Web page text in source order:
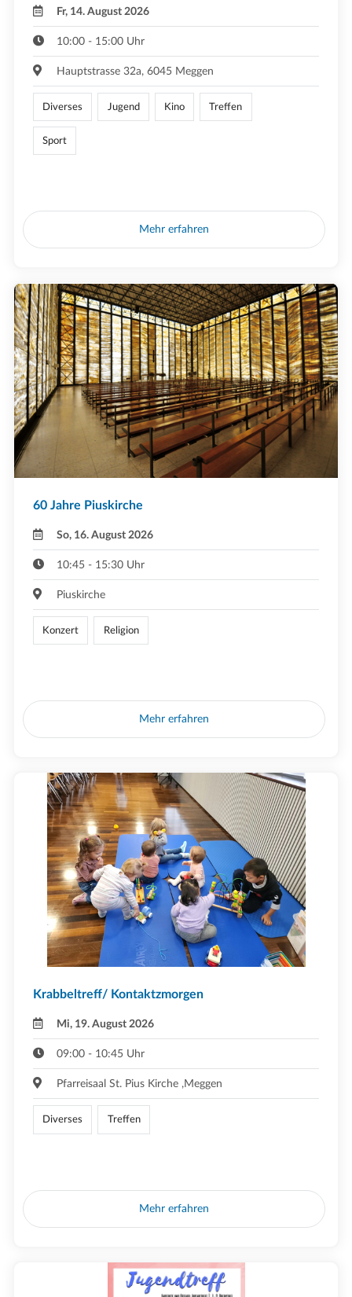
Fr, 14. August 2026
10:00 - 15:00 Uhr
Hauptstrasse 32a, 6045 Meggen
Diverses Jugend Kino Treffen
Sport
Mehr erfahren
60 Jahre Piuskirche
So, 16. August 2026
10:45 - 15:30 Uhr
Piuskirche
Konzert Religion
Mehr erfahren
Krabbeltreff/ Kontaktzmorgen
Mi, 19. August 2026
09:00 - 10:45 Uhr
Pfarreisaal St. Pius Kirche ,Meggen
Diverses Treffen
Mehr erfahren